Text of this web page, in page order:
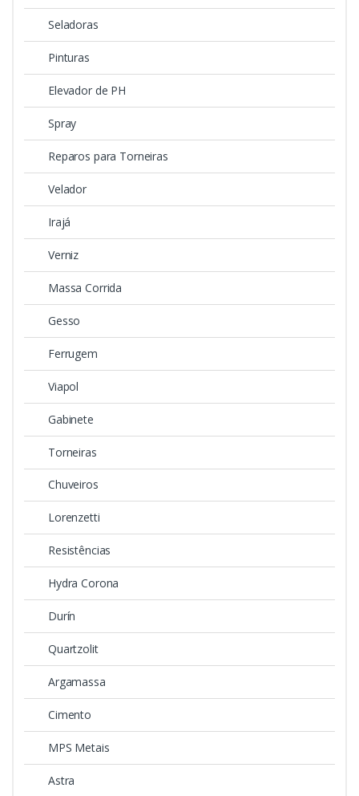
Seladoras
Pinturas
Elevador de PH
Spray
Reparos para Torneiras
Velador
Irajá
Verniz
Massa Corrida
Gesso
Ferrugem
Viapol
Gabinete
Torneiras
Chuveiros
Lorenzetti
Resistências
Hydra Corona
Durín
Quartzolit
Argamassa
Cimento
MPS Metais
Astra